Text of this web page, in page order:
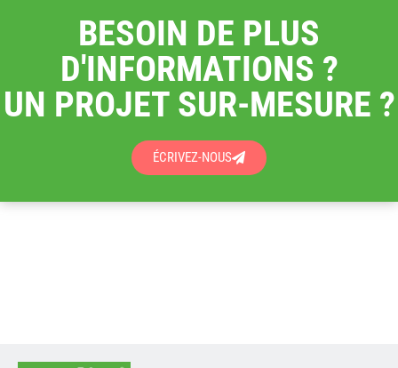
BESOIN DE PLUS
D'INFORMATIONS ?
UN PROJET SUR-MESURE ?
ÉCRIVEZ-NOUS